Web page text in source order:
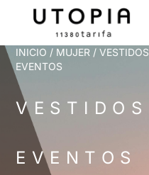
INICIO / MUJER /VESTIDOS
EVENTOS
VESTIDOS
EVENTOS